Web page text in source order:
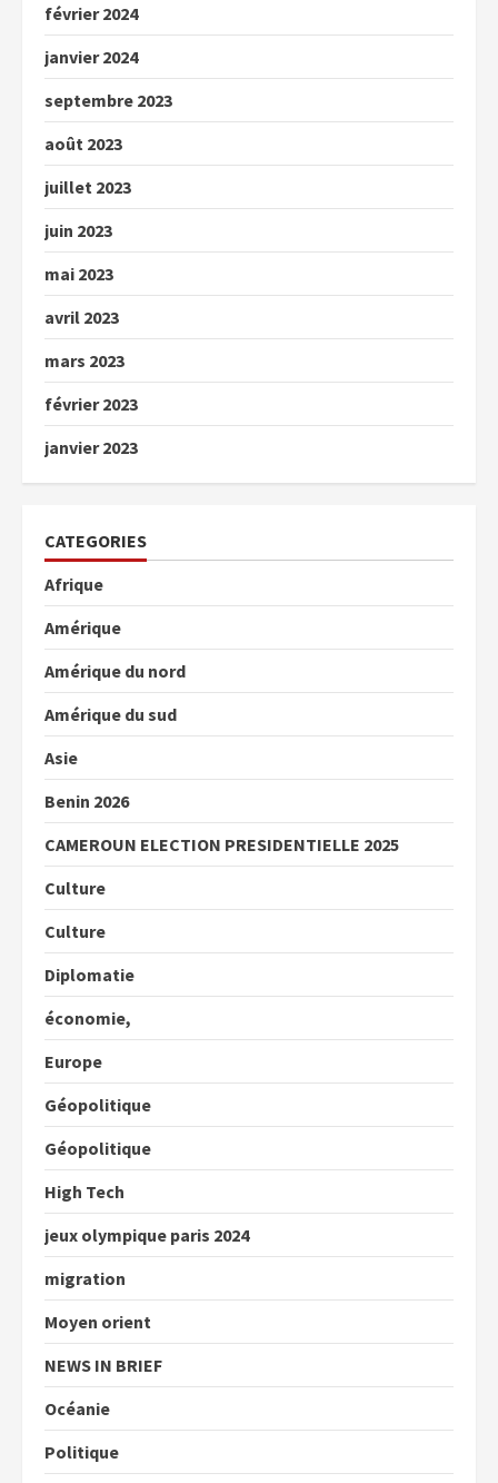
février 2024
janvier 2024
septembre 2023
août 2023
juillet 2023
juin 2023
mai 2023
avril 2023
mars 2023
février 2023
janvier 2023
CATEGORIES
Afrique
Amérique
Amérique du nord
Amérique du sud
Asie
Benin 2026
CAMEROUN ELECTION PRESIDENTIELLE 2025
Culture
Culture
Diplomatie
économie,
Europe
Géopolitique
Géopolitique
High Tech
jeux olympique paris 2024
migration
Moyen orient
NEWS IN BRIEF
Océanie
Politique